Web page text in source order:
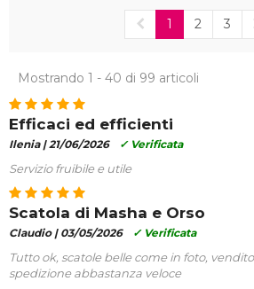
1 2 3
Mostrando 1 - 40 di 99 articoli
Efficaci ed efficienti
Ilenia |21/06/2026 ✓ Verificata
Servizio fruibile e utile
Scatola di Masha e Orso
Claudio | 03/05/2026 ✓ Verificata
Tutto ok, scatole belle come in foto,
spedizione abbastanza veloce